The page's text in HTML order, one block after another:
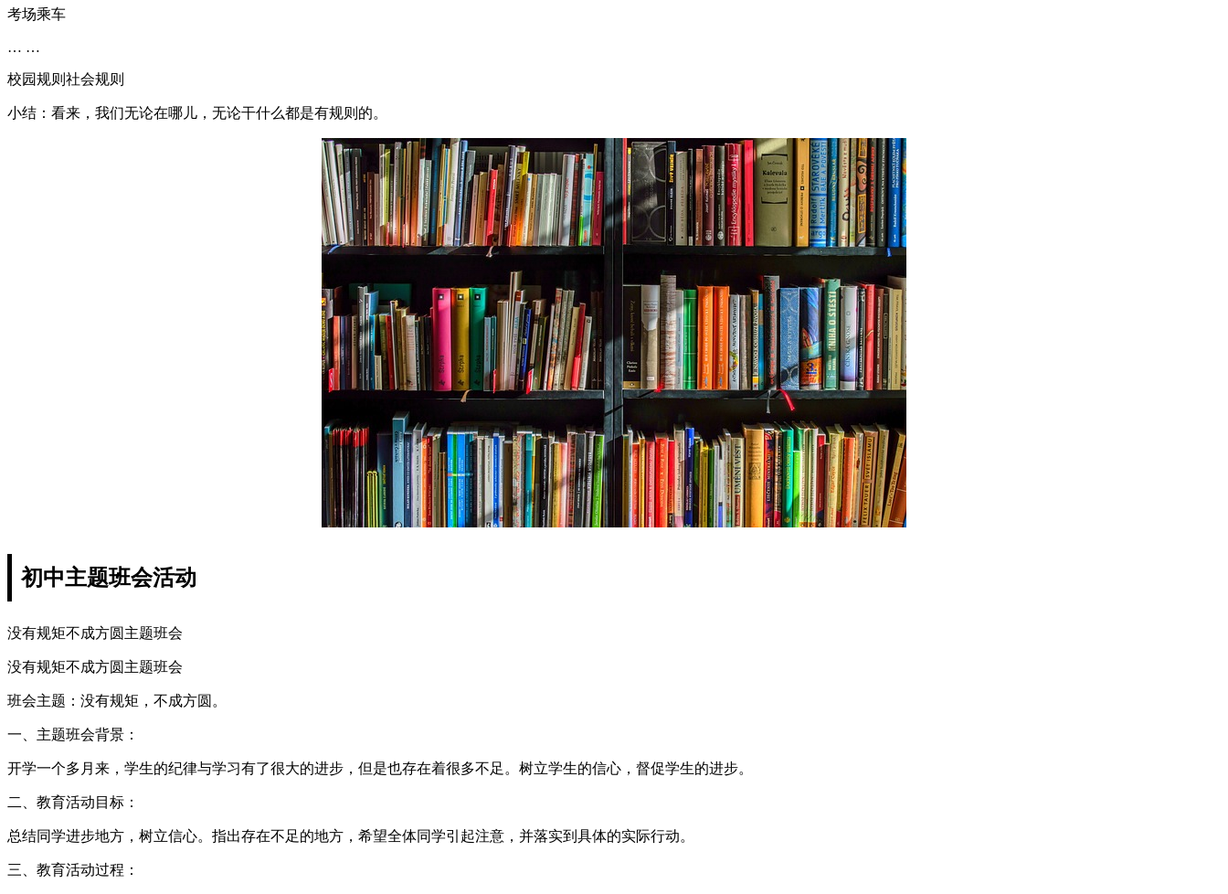
考场乘车
… …
校园规则社会规则
小结：看来，我们无论在哪儿，无论干什么都是有规则的。
初中主题班会活动
没有规矩不成方圆主题班会
没有规矩不成方圆主题班会
班会主题：没有规矩，不成方圆。
一、主题班会背景：
开学一个多月来，学生的纪律与学习有了很大的进步，但是也存在着很多不足。树立学生的信心，督促学生的进步。
二、教育活动目标：
总结同学进步地方，树立信心。指出存在不足的地方，希望全体同学引起注意，并落实到具体的实际行动。
三、教育活动过程：